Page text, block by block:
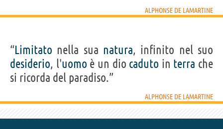
ALPHONSE DE LAMARTINE
“Limitato nella sua natura, infinito nel suo
desiderio, l'uomo è un dio caduto in terra che
si ricorda del paradiso.”
ALPHONSE DE LAMARTINE